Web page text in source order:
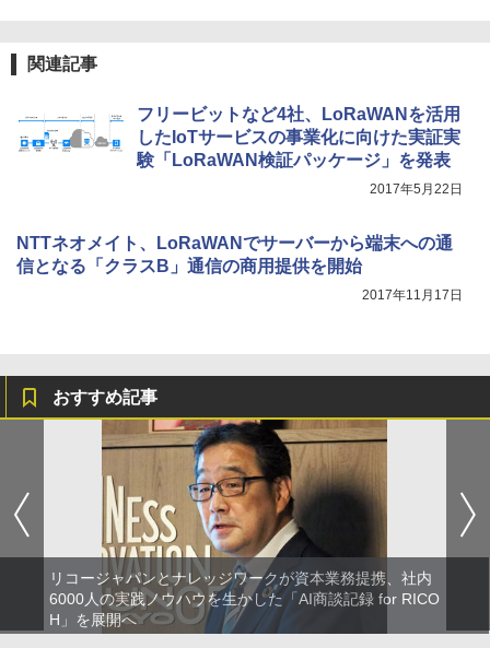
関連記事
フリービットなど4社、LoRaWANを活用
したIoTサービスの事業化に向けた実証実
験「LoRaWAN検証パッケージ」を発表
2017年5月22日
NTTネオメイト、LoRaWANでサーバーから端末への通
信となる「クラスB」通信の商用提供を開始
2017年11月17日
おすすめ記事
リコージャパンとナレッジワークが資本業務提携、社内
6000人の実践ノウハウを生かした「AI商談記録 for RICO
H」を展開へ